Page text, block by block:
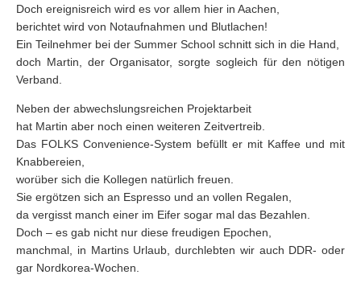
Doch ereignisreich wird es vor allem hier in Aachen,
berichtet wird von Notaufnahmen und Blutlachen!
Ein Teilnehmer bei der Summer School schnitt sich in die Hand,
doch Martin, der Organisator, sorgte sogleich für den nötigen
Verband.
Neben der abwechslungsreichen Projektarbeit
hat Martin aber noch einen weiteren Zeitvertreib.
Das FOLKS Convenience-System befüllt er mit Kaffee und mit
Knabbereien,
worüber sich die Kollegen natürlich freuen.
Sie ergötzen sich an Espresso und an vollen Regalen,
da vergisst manch einer im Eifer sogar mal das Bezahlen.
Doch – es gab nicht nur diese freudigen Epochen,
manchmal, in Martins Urlaub, durchlebten wir auch DDR- oder
gar Nordkorea-Wochen.